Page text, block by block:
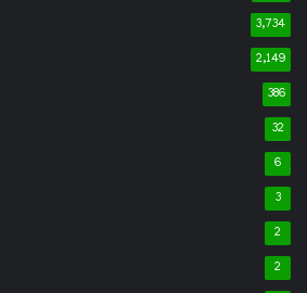
3,734
2,149
386
32
6
3
2
2